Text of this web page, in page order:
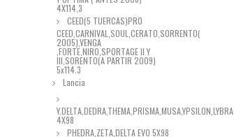
4X114,3
CEED(5 TUERCAS)PRO
CEED,CARNIVAL,SOUL,CERATO,SORRENTO(
2005),VENGA
,FORTE,NIRO,SPORTAGE II Y
III,SORENTO(A PARTIR 2009)
5x114.3
Lancia
Y,DELTA,DEDRA,THEMA,PRISMA,MUSA,YPSILON,LYBRA
4X98
PHEDRA,ZETA,DELTA EVO 5X98